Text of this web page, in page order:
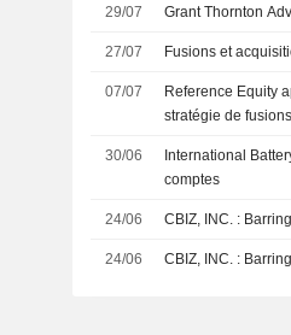
29/07 Grant Thornton
27/07 Fusions et
07/07
Reference Equity
stratégie de
30/06
International
comptes
24/06 CBIZ,
24/06 CBIZ,